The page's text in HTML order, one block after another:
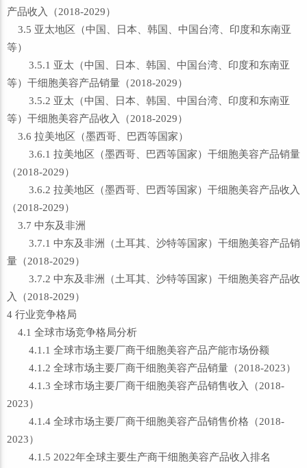
产品收入（2018-2029）
3.5 亚太地区（中国、日本、韩国、中国台湾、印度和东南亚
等）
3.5.1 亚太（中国、日本、韩国、中国台湾、印度和东南亚
等）干细胞美容产品销量（2018-2029）
3.5.2 亚太（中国、日本、韩国、中国台湾、印度和东南亚
等）干细胞美容产品收入（2018-2029）
3.6 拉美地区（墨西哥、巴西等国家）
3.6.1 拉美地区（墨西哥、巴西等国家）干细胞美容产品销量
（2018-2029）
3.6.2 拉美地区（墨西哥、巴西等国家）干细胞美容产品收入
（2018-2029）
3.7 中东及非洲
3.7.1 中东及非洲（土耳其、沙特等国家）干细胞美容产品销
量（2018-2029）
3.7.2 中东及非洲（土耳其、沙特等国家）干细胞美容产品收
入（2018-2029）
4 行业竞争格局
4.1 全球市场竞争格局分析
4.1.1 全球市场主要厂商干细胞美容产品产能市场份额
4.1.2 全球市场主要厂商干细胞美容产品销量（2018-2023）
4.1.3 全球市场主要厂商干细胞美容产品销售收入（2018-
2023）
4.1.4 全球市场主要厂商干细胞美容产品销售价格（2018-
2023）
4.1.5 2022年全球主要生产商干细胞美容产品收入排名